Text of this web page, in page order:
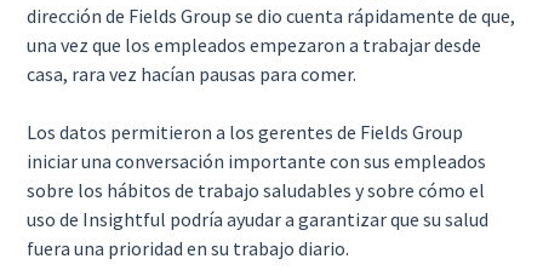
dirección de Fields Group se dio cuenta rápidamente de que,
una vez que los empleados empezaron a trabajar desde
casa, rara vez hacían pausas para comer.
Los datos permitieron a los gerentes de Fields Group
iniciar una conversación importante con sus empleados
sobre los hábitos de trabajo saludables y sobre cómo el
uso de Insightful podría ayudar a garantizar que su salud
fuera una prioridad en su trabajo diario.